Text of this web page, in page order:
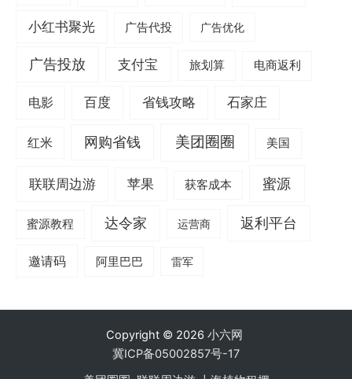
小红书聚光 广告代投 广告优化
广告投放 支付宝 旅划算 电商返利
电影 百度 省钱攻略 石家庄
红米 网购省钱 美团圈圈 美国
联联周边游 苹果 获客成本 蜜源
蜜源教程 达令家 运营商 返利平台
邀请码 阿里巴巴 雷军
Copyright © 2026 小六网
冀ICP备05002857号-17